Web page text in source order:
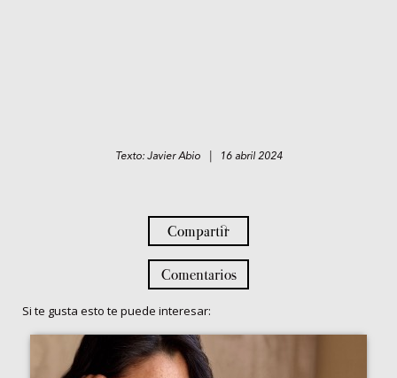
Texto: Javier Abio | 16 abril 2024
Compartir
Comentarios
Si te gusta esto te puede interesar: